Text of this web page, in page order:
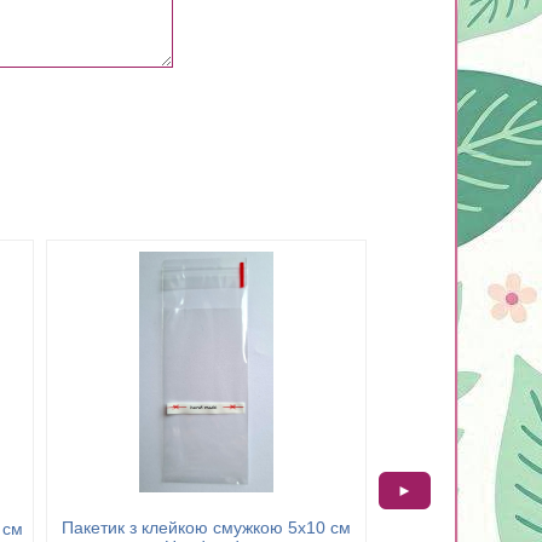
Пакетик з клейкою смужкою 5х10 см
Пакетик з
►